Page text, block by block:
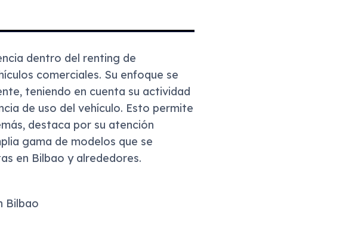
dentro del renting de
comerciales. Su enfoque se
teniendo en cuenta su actividad
de uso del vehículo. Esto permite
destaca por su atención
gama de modelos que se
en Bilbao y alrededores.